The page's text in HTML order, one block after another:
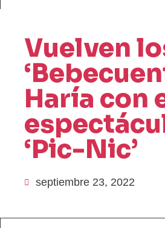
Vuelven
Haría con
‘Pic-Nic’
septiembre 23, 2022